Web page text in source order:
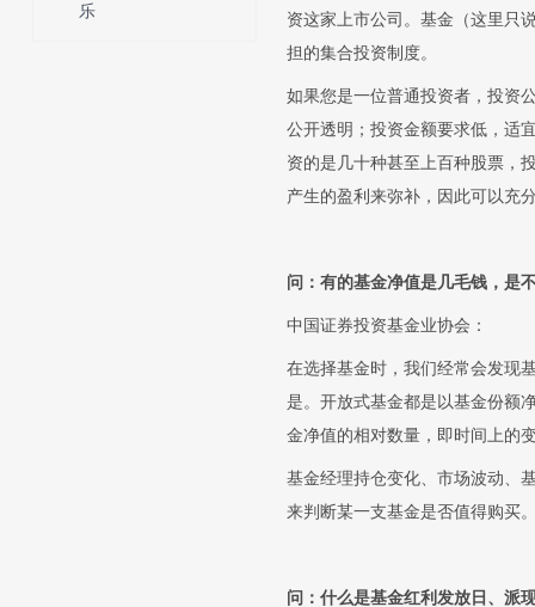
乐
资这家上市公司。基金（这里只
担的集合投资制度。
如果您是一位普通投资者，投资
公开透明；投资金额要求低，适
资的是几十种甚至上百种股票，
产生的盈利来弥补，因此可以充
问：有的基金净值是几毛钱，是
中国证券投资基金业协会：
在选择基金时，我们经常会发现
是。开放式基金都是以基金份额
金净值的相对数量，即时间上的
基金经理持仓变化、市场波动、
来判断某一支基金是否值得购买
问：什么是基金红利发放日、派